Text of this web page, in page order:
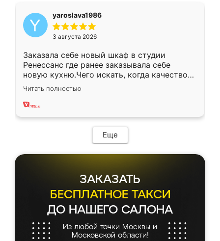
yaroslava1986
3 августа 2026
Заказала себе новый шкаф в студии
Ренессанс где ранее заказывала себе
новую кухню.Чего искать, когда качеством
вполне довольна. Служит кухня уже почти
два года, нареканий нет.
Читать полностью
Еще
ЗАКАЗАТЬ
БЕСПЛАТНОЕ ТАКСИ
ДО НАШЕГО САЛОНА
Из любой точки Москвы и
Московской области!